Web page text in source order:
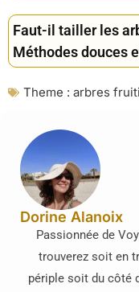
Faut-il tailler les
Méthodes douces
Theme : arbres
Dorine Alanoix
Passionnée de
trouverez soit en
périple soit du côté